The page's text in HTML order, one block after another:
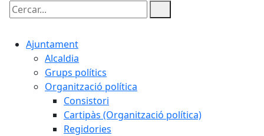
Cercar:
Ajuntament
Alcaldia
Grups polítics
Organització política
Consistori
Cartipàs (Organització política)
Regidories